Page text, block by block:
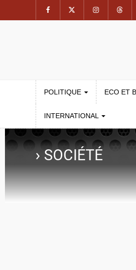
POLITIQUE ECO ET
INTERNATIONAL
›SOCIÉTÉ